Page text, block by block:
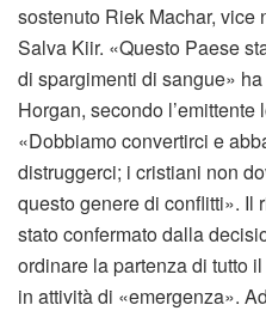
sostenuto Riek Machar,
Salva Kiir. «Questo Paese
di spargimenti di sangue»
Horgan, secondo
«Dobbiamo convertirci e
distruggerci; i cristiani non
questo genere di conflitti». Il
stato confermato dalla
ordinare la partenza di tutto
in attività di «emergenza».